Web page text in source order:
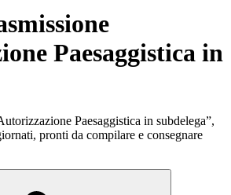
Paesaggistica in
Paesaggistica in subdelega”,
pronti da compilare e consegnare